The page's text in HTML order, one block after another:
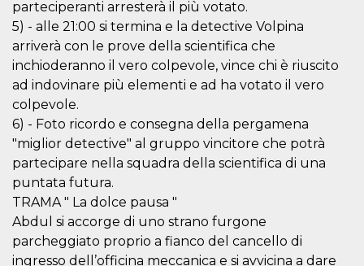
parteciperanti arresterà il più votato.
5) - alle 21:00 si termina e la detective Volpina
arriverà con le prove della scientifica che
inchioderanno il vero colpevole, vince chi è riuscito
ad indovinare più elementi e ad ha votato il vero
colpevole.
6) - Foto ricordo e consegna della pergamena
"miglior detective" al gruppo vincitore che potrà
partecipare nella squadra della scientifica di una
puntata futura.
TRAMA " La dolce pausa "
Abdul si accorge di uno strano furgone
parcheggiato proprio a fianco del cancello di
ingresso dell’officina meccanica e si avvicina a dare
variables. It
generated
number,
how it is
the site, but
a good
example is
maintaining
a logged-in
Stripe
m.stripe.com
month
This cookie
is generally
used for